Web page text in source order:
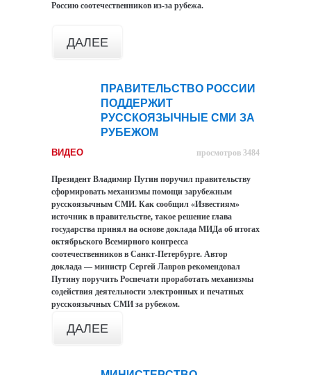
Россию соотечественников из-за рубежа.
ДАЛЕЕ
ПРАВИТЕЛЬСТВО РОССИИ
ПОДДЕРЖИТ
РУССКОЯЗЫЧНЫЕ СМИ ЗА
РУБЕЖОМ
ВИДЕО просмотров 3484
Президент Владимир Путин поручил правительству
сформировать механизмы помощи зарубежным
русскоязычным СМИ. Как сообщил «Известиям»
источник в правительстве, такое решение глава
государства принял на основе доклада МИДа об итогах
октябрьского Всемирного конгресса
соотечественников в Санкт-Петербурге. Автор
доклада — министр Сергей Лавров рекомендовал
Путину поручить Роспечати проработать механизмы
содействия деятельности электронных и печатных
русскоязычных СМИ за рубежом.
ДАЛЕЕ